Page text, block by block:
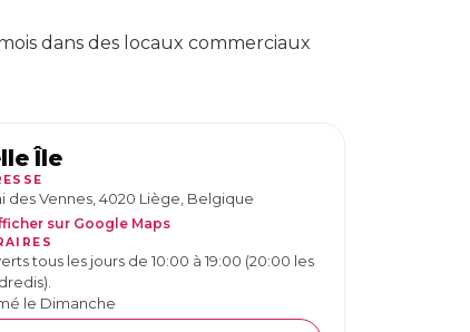
dans des locaux commerciaux
Île
des Vennes, 4020 Liège, Belgique
sur Google Maps
tous les jours de 10:00 à 19:00 (20:00 les
le Dimanche